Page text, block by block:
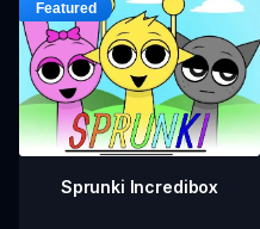
Sprunki Incredibox